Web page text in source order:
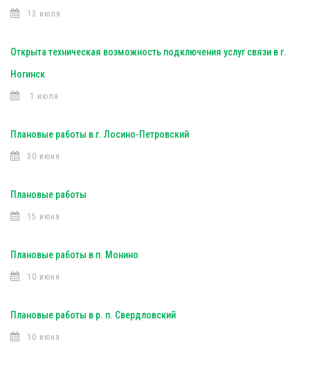
13 июля
Открыта техническая возможность подключения услуг связи в г.
Ногинск
1 июля
Плановые работы в г. Лосино-Петровский
30 июня
Плановые работы
15 июня
Плановые работы в п. Монино
10 июня
Плановые работы в р. п. Свердловский
10 июня